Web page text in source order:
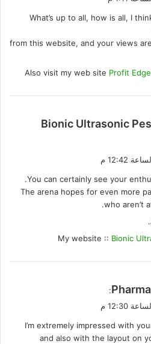
What’s up to all, how is all, I
from this website, and your views
Also visit my web site Profit
Bionic Ultrasonic
You can certainly see your
The arena hopes for even more
who aren’t
My website :: Bionic
:
I’m extremely impressed with
and also with the layout on